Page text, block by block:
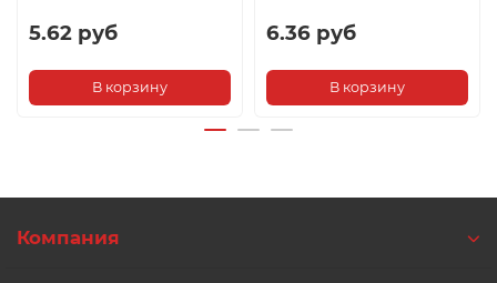
5.62 руб
В корзину
6.36 руб
В корзину
Компания